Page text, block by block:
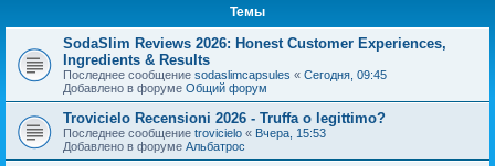
Темы
SodaSlim Reviews 2026: Honest Customer Experiences,
Ingredients & Results
Последнее сообщение sodaslimcapsules « Сегодня, 09:45
Добавлено в форуме Общий форум
Trovicielo Recensioni 2026 - Truffa o legittimo?
Последнее сообщение trovicielo « Вчера, 15:53
Добавлено в форуме Альбатрос